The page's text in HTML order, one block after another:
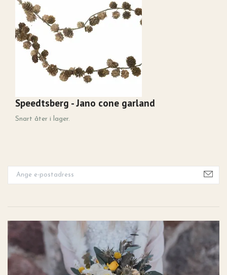
Speedtsberg - Jano cone garland
Snart åter i lager.